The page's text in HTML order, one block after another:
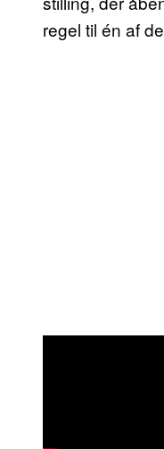
regel til én af